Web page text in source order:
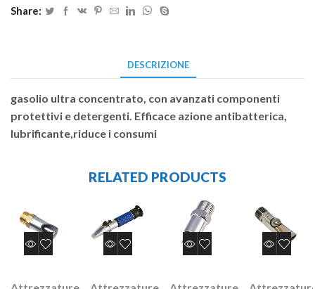
Share:
DESCRIZIONE
gasolio ultra concentrato, con avanzati componenti
protettivi e detergenti. Efficace azione antibatterica,
lubrificante,riduce i consumi
RELATED PRODUCTS